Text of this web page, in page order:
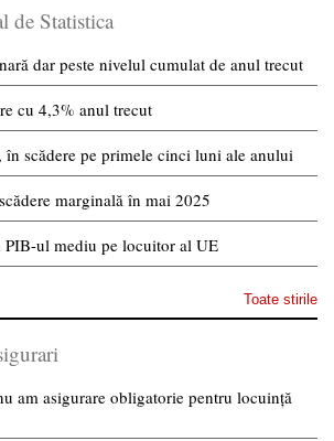
de Statistica
dar peste nivelul cumulat de anul trecut
cu 4,3% anul trecut
în scădere pe primele cinci luni ale anului
marginală în mai 2025
PIB-ul mediu pe locuitor al UE
Toate stirile
am asigurare obligatorie pentru locuință